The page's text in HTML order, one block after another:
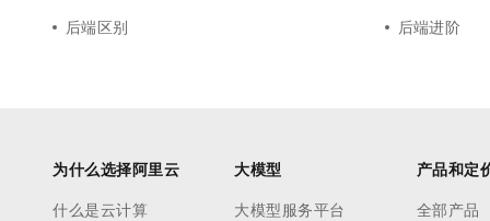
后端区别
后端进阶
为什么选择阿里云
什么是云计算
大模型
大模型服务平台
产品和定
全部产品